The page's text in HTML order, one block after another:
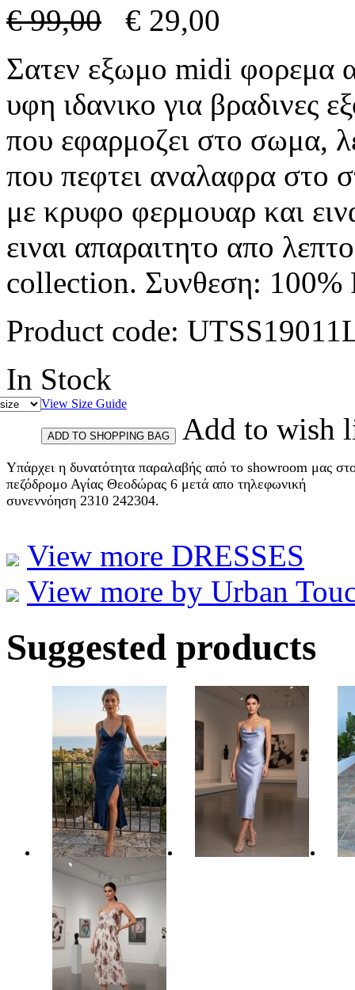
€99,00 € 29,00
Σατεν εξωμο midi φορεμα
υφη ιδανικο για βραδινες
που εφαρμοζει στο σωμα,
που πεφτει αναλαφρα στο
με κρυφο φερμουαρ και
ειναι απαραιτητο απο
collection. Συνθεση: 100%
Product code:
In Stock
View Size Guide
Add to wish
Υπάρχει η δυνατότητα παραλαβής από το showroom μας
πεζόδρομο Αγίας Θεοδώρας 6 μετά απο τηλεφωνική
συνεννόηση 2310 242304.
View more DRESSES
View more by Urban
Suggested products